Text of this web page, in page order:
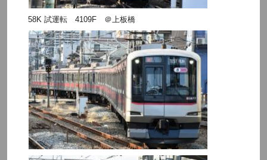
58K 試運転 4109F ＠上板橋